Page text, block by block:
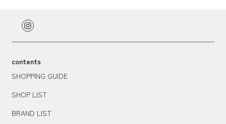
contents
SHOPPING GUIDE
SHOP LIST
BRAND LIST